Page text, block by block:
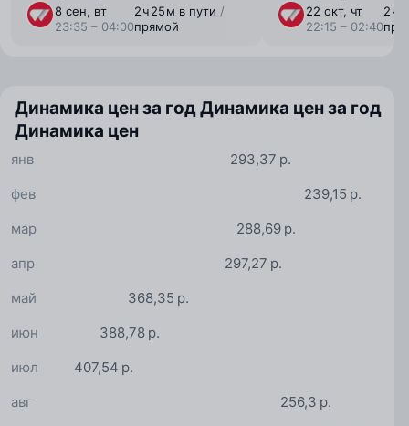
8 сен, вт
23:35 – 04:00
2 ⁠ч 25 ⁠м в пути /
прямой
22 окт, чт
22:15 – 02:40
2 ⁠ч
Динамика цен за годДинамика цен за год
Динамика цен
293,37 р.
янв
239,15 р.
фев
288,69 р.
мар
297,27 р.
апр
368,35 р.
май
388,78 р.
июн
407,54 р.
июл
256,3 р.
авг